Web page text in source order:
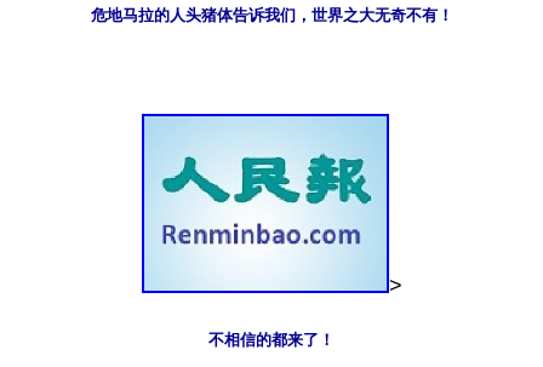
危地马拉的人头猪体告诉我们，世界之大无奇不有！
>
不相信的都来了！